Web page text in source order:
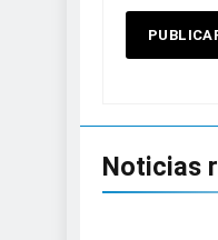
Noticias